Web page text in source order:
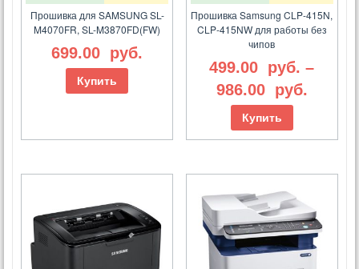
Прошивка для SAMSUNG SL-
M4070FR, SL-M3870FD(FW)
699.00 руб.
Купить
Прошивка Samsung CLP-415N,
CLP-415NW для работы без
чипов
499.00 руб. –
986.00 руб.
Купить